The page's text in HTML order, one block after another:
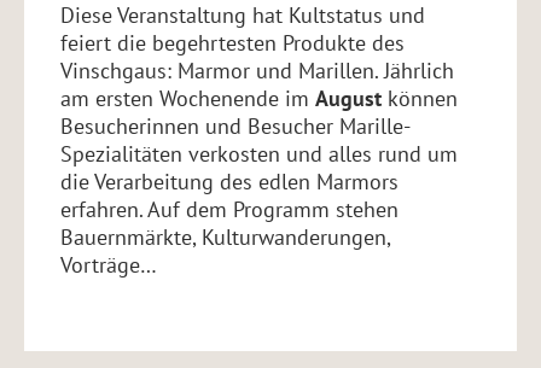
Partner & Links
Diese Veranstaltung hat Kultstatus und
feiert die begehrtesten Produkte des
Vinschgaus: Marmor und Marillen. Jährlich
am ersten Wochenende im August können
Besucherinnen und Besucher Marille-
Spezialitäten verkosten und alles rund um
die Verarbeitung des edlen Marmors
erfahren. Auf dem Programm stehen
Bauernmärkte, Kulturwanderungen,
Vorträge…